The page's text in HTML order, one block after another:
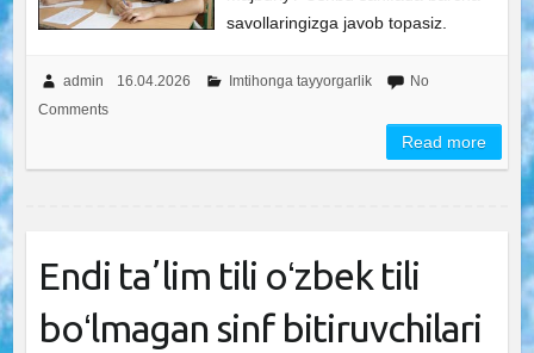
savollaringizga javob topasiz.
admin 16.04.2026 Imtihonga tayyorgarlik
No
Comments
Read more
Endi taʼlim tili oʻzbek tili
boʻlmagan sinf bitiruvchilari